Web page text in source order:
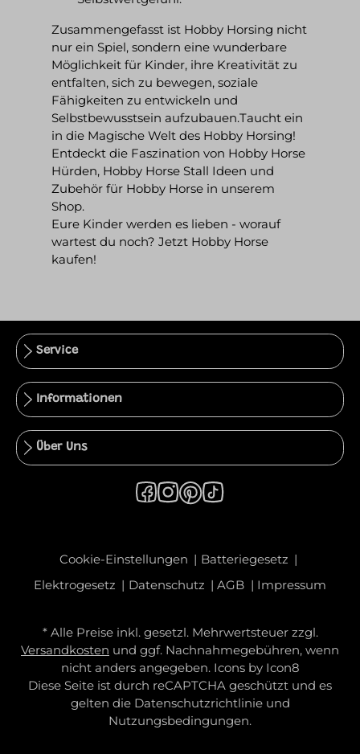
Zusammengefasst ist Hobby Horsing nicht
nur ein Spiel, sondern eine wunderbare
Möglichkeit für Kinder, ihre Kreativität zu
entfalten, sich zu bewegen, soziale
Fähigkeiten zu entwickeln und
Selbstbewusstsein aufzubauen.Taucht ein
in die Magische Welt des Hobby Horsing!
Entdeckt die Faszination von Hobby Horse
Hürden, Hobby Horse Stall Ideen und
Zubehör für Hobby Horse in unserem
Shop.
Eure Kinder werden es lieben - worauf
wartest du noch? Jetzt Hobby Horse
kaufen!
Service
Informationen
Über Uns
Cookie-Einstellungen
Batteriegesetz
Elektrogesetz
Datenschutz AGB Impressum
* Alle Preise inkl. gesetzl. Mehrwertsteuer zzgl.
Versandkosten und ggf. Nachnahmegebühren, wenn
nicht anders angegeben. Icons by Icon8
Diese Seite ist durch reCAPTCHA geschützt und es
gelten die Datenschutzrichtlinieund
Nutzungsbedingungen.